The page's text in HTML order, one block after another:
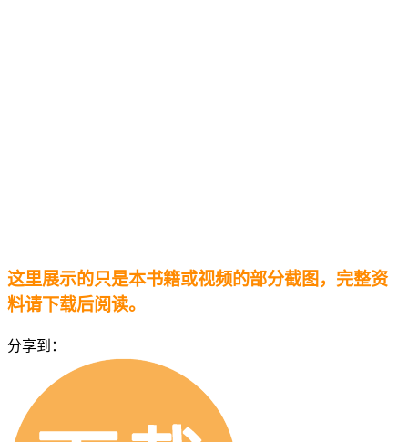
这里展示的只是本书籍或视频的部分截图，完整资
料请下载后阅读。
分享到：